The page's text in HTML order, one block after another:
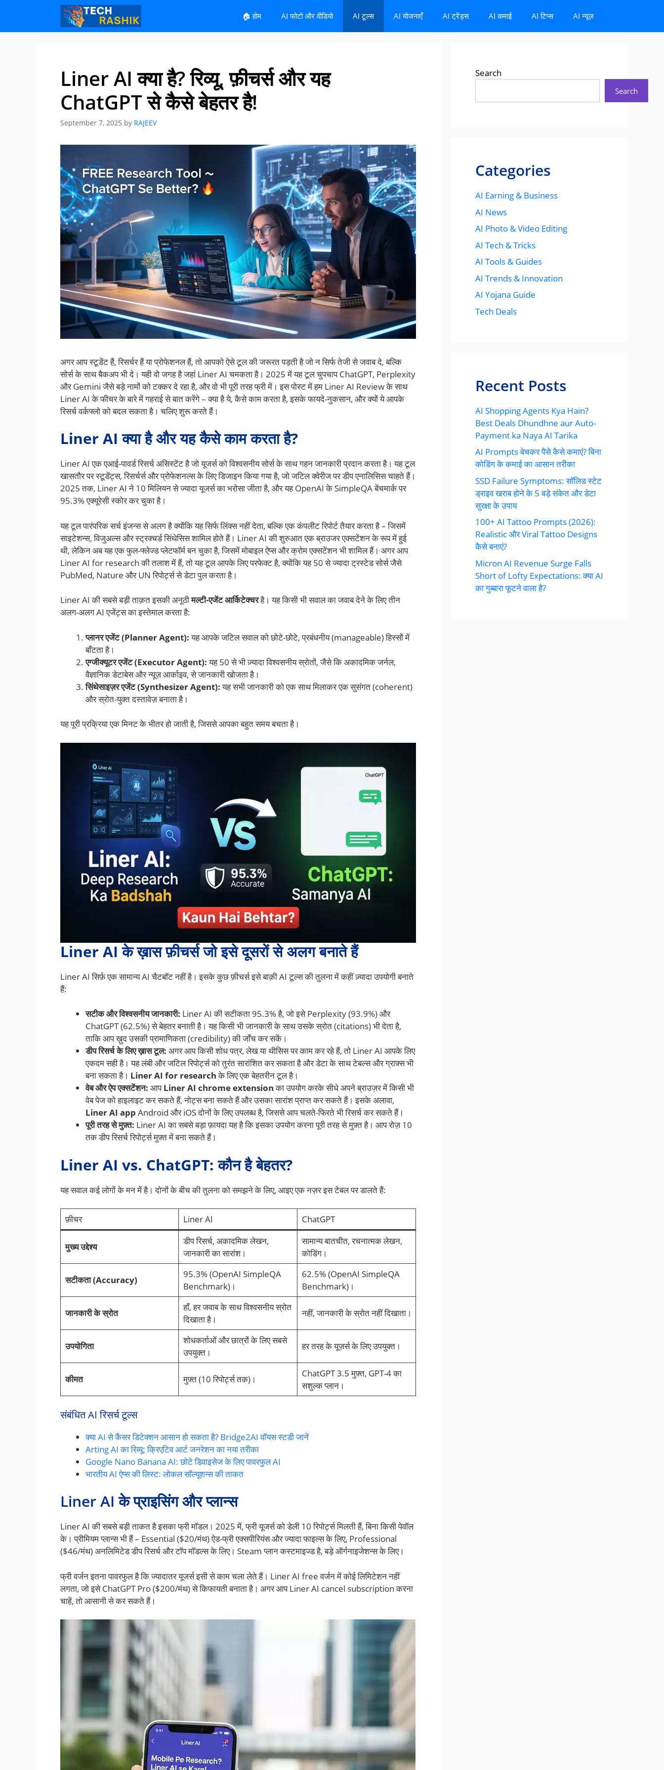
content
content
🏠 होम AI फोटो और वीडियो AI टूल्स AI योजनाएँ AI ट्रेंड्स AI कमाई AI टिप्स AI न्यूज़
Liner AI क्या है? रिव्यू, फ़ीचर्स और यह
ChatGPT से कैसे बेहतर है!
September 7, 2025 by RAJEEV
अगर आप स्टूडेंट हैं, रिसर्चर हैं या प्रोफेशनल हैं, तो आपको ऐसे टूल की जरूरत पड़ती है जो न सिर्फ तेजी से जवाब दे, बल्कि
सोर्स के साथ बैकअप भी दे। यही वो जगह है जहां Liner AI चमकता है। 2025 में यह टूल चुपचाप ChatGPT, Perplexity
और Gemini जैसे बड़े नामों को टक्कर दे रहा है, और वो भी पूरी तरह फ्री में। इस पोस्ट में हम Liner AI Review के साथ
Liner AI के फीचर के बारे में गहराई से बात करेंगे – क्या है ये, कैसे काम करता है, इसके फायदे-नुकसान, और क्यों ये आपके
रिसर्च वर्कफ्लो को बदल सकता है। चलिए शुरू करते हैं।
Liner AI क्या है और यह कैसे काम करता है?
Liner AI एक एआई-पावर्ड रिसर्च असिस्टेंट है जो यूजर्स को विश्वसनीय सोर्स के साथ गहन जानकारी प्रदान करता है। यह टूल
खासतौर पर स्टूडेंट्स, रिसर्चर्स और प्रोफेशनल्स के लिए डिजाइन किया गया है, जो जटिल क्वेरीज पर डीप एनालिसिस चाहते हैं।
2025 तक, Liner AI ने 10 मिलियन से ज्यादा यूजर्स का भरोसा जीता है, और यह OpenAI के SimpleQA बेंचमार्क पर
95.3% एक्यूरेसी स्कोर कर चुका है।
यह टूल पारंपरिक सर्च इंजन्स से अलग है क्योंकि यह सिर्फ लिंक्स नहीं देता, बल्कि एक कंपलीट रिपोर्ट तैयार करता है – जिसमें
साइटेशन्स, विजुअल्स और स्ट्रक्चर्ड सिंथेसिस शामिल होते हैं। Liner AI की शुरुआत एक ब्राउजर एक्सटेंशन के रूप में हुई
थी, लेकिन अब यह एक फुल-फ्लेज्ड प्लेटफॉर्म बन चुका है, जिसमें मोबाइल ऐप्स और क्रोम एक्सटेंशन भी शामिल हैं। अगर आप
Liner AI for research की तलाश में हैं, तो यह टूल आपके लिए परफेक्ट है, क्योंकि यह 50 से ज्यादा ट्रस्टेड सोर्स जैसे
PubMed, Nature और UN रिपोर्ट्स से डेटा पुल करता है।
Liner AI की सबसे बड़ी ताक़त इसकी अनूठीमल्टी-एजेंट आर्किटेक्चरहै। यह किसी भी सवाल का जवाब देने के लिए तीन
अलग-अलग AI एजेंट्स का इस्तेमाल करता है:
प्लानर एजेंट (Planner Agent):यह आपके जटिल सवाल को छोटे-छोटे, प्रबंधनीय (manageable) हिस्सों में
बाँटता है।
एग्जीक्यूटर एजेंट (Executor Agent):यह 50 से भी ज़्यादा विश्वसनीय स्रोतों, जैसे कि अकादमिक जर्नल,
वैज्ञानिक डेटाबेस और न्यूज़ आर्काइव, से जानकारी खोजता है।
सिंथेसाइज़र एजेंट (Synthesizer Agent):यह सभी जानकारी को एक साथ मिलाकर एक सुसंगत (coherent)
और स्रोत-युक्त दस्तावेज़ बनाता है।
यह पूरी प्रक्रिया एक मिनट के भीतर हो जाती है, जिससे आपका बहुत समय बचता है।
Liner AI के ख़ास फ़ीचर्स जो इसे दूसरों से अलग बनाते हैं
Liner AI सिर्फ़ एक सामान्य AI चैटबॉट नहीं है। इसके कुछ फ़ीचर्स इसे बाक़ी AI टूल्स की तुलना में कहीं ज़्यादा उपयोगी बनाते
हैं:
सटीक और विश्वसनीय जानकारी: Liner AI की सटीकता 95.3% है, जो इसे Perplexity (93.9%) और
ChatGPT (62.5%) से बेहतर बनाती है। यह किसी भी जानकारी के साथ उसके स्रोत (citations) भी देता है,
ताकि आप ख़ुद उसकी प्रामाणिकता (credibility) की जाँच कर सकें।
डीप रिसर्च के लिए ख़ास टूल: अगर आप किसी शोध पत्र, लेख या थीसिस पर काम कर रहे हैं, तो Liner AI आपके लिए
एकदम सही है। यह लंबी और जटिल रिपोर्ट्स को तुरंत सारांशित कर सकता है और डेटा के साथ टेबल्स और ग्राफ़्स भी
बना सकता है। Liner AI for researchके लिए एक बेहतरीन टूल है।
वेब और ऐप एक्सटेंशन: आपLiner AI chrome extensionका उपयोग करके सीधे अपने ब्राउज़र में किसी भी
वेब पेज को हाइलाइट कर सकते हैं, नोट्स बना सकते हैं और उसका सारांश प्राप्त कर सकते हैं। इसके अलावा,
Liner AI app Android और iOS दोनों के लिए उपलब्ध है, जिससे आप चलते-फिरते भी रिसर्च कर सकते हैं।
पूरी तरह से मुफ़्त: Liner AI का सबसे बड़ा फ़ायदा यह है कि इसका उपयोग करना पूरी तरह से मुफ़्त है। आप रोज़ 10
तक डीप रिसर्च रिपोर्ट्स मुफ़्त में बना सकते हैं।
Liner AI vs. ChatGPT: कौन है बेहतर?
यह सवाल कई लोगों के मन में है। दोनों के बीच की तुलना को समझने के लिए, आइए एक नज़र इस टेबल पर डालते हैं:
फ़ीचर Liner AI ChatGPT
मुख्य उद्देश्य
डीप रिसर्च, अकादमिक लेखन,
जानकारी का सारांश।
सामान्य बातचीत, रचनात्मक लेखन,
कोडिंग।
सटीकता (Accuracy)
95.3% (OpenAI SimpleQA
Benchmark)।
62.5% (OpenAI SimpleQA
Benchmark)।
जानकारी के स्रोत
हाँ, हर जवाब के साथ विश्वसनीय स्रोत
दिखाता है।
नहीं, जानकारी के स्रोत नहीं दिखाता।
उपयोगिता
शोधकर्ताओं और छात्रों के लिए सबसे
उपयुक्त।
हर तरह के यूज़र्स के लिए उपयुक्त।
कीमत मुफ़्त (10 रिपोर्ट्स तक)।
ChatGPT 3.5 मुफ़्त, GPT-4 का
सशुल्क प्लान।
संबंधित AI रिसर्च टूल्स
क्या AI से कैंसर डिटेक्शन आसान हो सकता है? Bridge2AI वॉयस स्टडी जानें
Arting AI का रिव्यू: क्रिएटिव आर्ट जनरेशन का नया तरीका
Google Nano Banana AI: छोटे डिवाइसेज के लिए पावरफुल AI
भारतीय AI ऐप्स की लिस्ट: लोकल सॉल्यूशन्स की ताकत
Liner AI के प्राइसिंग और प्लान्स
Liner AI की सबसे बड़ी ताकत है इसका फ्री मॉडल। 2025 में, फ्री यूजर्स को डेली 10 रिपोर्ट्स मिलती हैं, बिना किसी पेवॉल
के। प्रीमियम प्लान्स भी हैं – Essential ($20/मंथ) ऐड-फ्री एक्सपीरियंस और ज्यादा फाइल्स के लिए, Professional
($46/मंथ) अनलिमिटेड डीप रिसर्च और टॉप मॉडल्स के लिए। Steam प्लान कस्टमाइज्ड है, बड़े ऑर्गनाइजेशन्स के लिए।
फ्री वर्जन इतना पावरफुल है कि ज्यादातर यूजर्स इसी से काम चला लेते हैं। Liner AI free वर्जन में कोई लिमिटेशन नहीं
लगता, जो इसे ChatGPT Pro ($200/मंथ) से किफायती बनाता है। अगर आप Liner AI cancel subscription करना
चाहें, तो आसानी से कर सकते हैं।
Search
Search
Categories
AI Earning & Business
AI News
AI Photo & Video Editing
AI Tech & Tricks
AI Tools & Guides
AI Trends & Innovation
AI Yojana Guide
Tech Deals
Recent Posts
AI Shopping Agents Kya Hain?
Best Deals Dhundhne aur Auto-
Payment ka Naya AI Tarika
AI Prompts बेचकर पैसे कैसे कमाएं? बिना
कोडिंग के कमाई का आसान तरीका
SSD Failure Symptoms: सॉलिड स्टेट
ड्राइव खराब होने के 5 बड़े संकेत और डेटा
सुरक्षा के उपाय
100+ AI Tattoo Prompts (2026):
Realistic और Viral Tattoo Designs
कैसे बनाएं?
Micron AI Revenue Surge Falls
Short of Lofty Expectations: क्या AI
का गुब्बारा फूटने वाला है?